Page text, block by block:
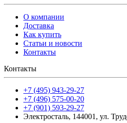
О компании
Доставка
Как купить
Статьи и новости
Контакты
Контакты
+7 (495) 943-29-27
+7 (496) 575-00-20
+7 (901) 593-29-27
Электросталь, 144001, ул.